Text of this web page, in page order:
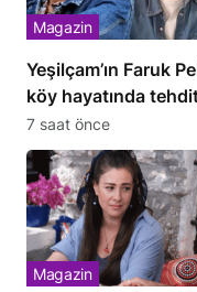
Yeşilçam’ın Faruk
köy hayatında
ediliyor!
Magazin
7 saat önce
Magazin